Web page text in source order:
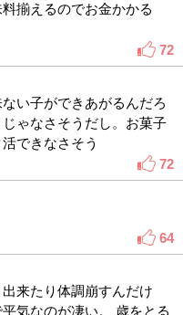
揃えるのでお金かかる
72
い子ができあがるんだろ
ゃなさそうだし。お菓子
できなさそう
72
64
来たり体調崩すんだけ
気なのが凄い。 歳をとる